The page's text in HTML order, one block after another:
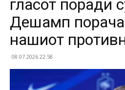
гласот поради
Дешамп
нашиот
08.07.2026 22:58